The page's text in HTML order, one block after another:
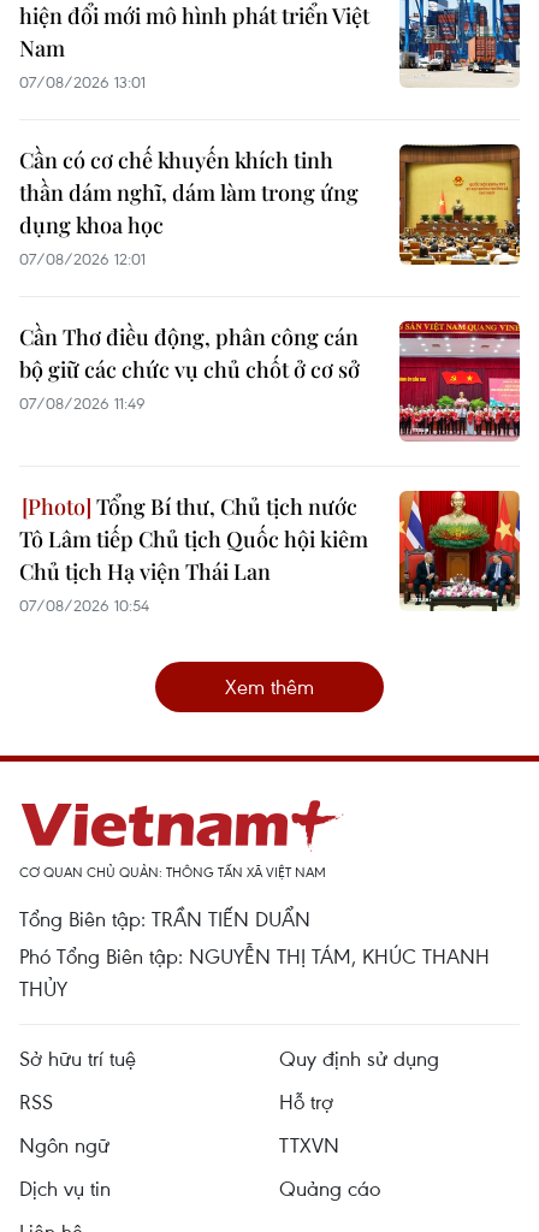
hiện đổi mới mô hình phát triển Việt
Nam
07/08/2026 13:01
Cần có cơ chế khuyến khích tinh
thần dám nghĩ, dám làm trong ứng
dụng khoa học
07/08/2026 12:01
Cần Thơ điều động, phân công cán
bộ giữ các chức vụ chủ chốt ở cơ sở
07/08/2026 11:49
Tổng Bí thư, Chủ tịch nước
Tô Lâm tiếp Chủ tịch Quốc hội kiêm
Chủ tịch Hạ viện Thái Lan
07/08/2026 10:54
Xem thêm
CƠ QUAN CHỦ QUẢN: THÔNG TẤN XÃ VIỆT NAM
Tổng Biên tập: TRẦN TIẾN DUẨN
Phó Tổng Biên tập: NGUYỄN THỊ TÁM, KHÚC THANH
THỦY
Sở hữu trí tuệ
Quy định sử dụng
RSS
Hỗ trợ
Ngôn ngữ
TTXVN
Dịch vụ tin
Quảng cáo